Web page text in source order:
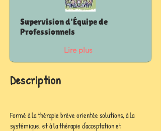
Supervision d'Équipe de
Professionnels
Lire plus
Description
Formé à la thérapie brève orientée solutions, à la
systémique, et à la thérapie d'acceptation et